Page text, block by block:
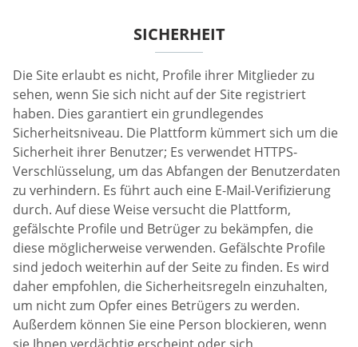
SICHERHEIT
Die Site erlaubt es nicht, Profile ihrer Mitglieder zu
sehen, wenn Sie sich nicht auf der Site registriert
haben. Dies garantiert ein grundlegendes
Sicherheitsniveau. Die Plattform kümmert sich um die
Sicherheit ihrer Benutzer; Es verwendet HTTPS-
Verschlüsselung, um das Abfangen der Benutzerdaten
zu verhindern. Es führt auch eine E-Mail-Verifizierung
durch. Auf diese Weise versucht die Plattform,
gefälschte Profile und Betrüger zu bekämpfen, die
diese möglicherweise verwenden. Gefälschte Profile
sind jedoch weiterhin auf der Seite zu finden. Es wird
daher empfohlen, die Sicherheitsregeln einzuhalten,
um nicht zum Opfer eines Betrügers zu werden.
Außerdem können Sie eine Person blockieren, wenn
sie Ihnen verdächtig erscheint oder sich